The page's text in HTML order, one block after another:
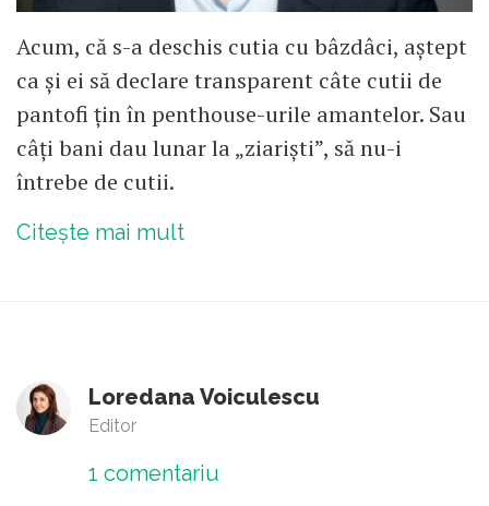
Acum, că s-a deschis cutia cu bâzdâci, aștept
ca și ei să declare transparent câte cutii de
pantofi țin în penthouse-urile amantelor. Sau
câți bani dau lunar la „ziariști”, să nu-i
întrebe de cutii.
Citește mai mult
Loredana Voiculescu
Editor
1 comentariu